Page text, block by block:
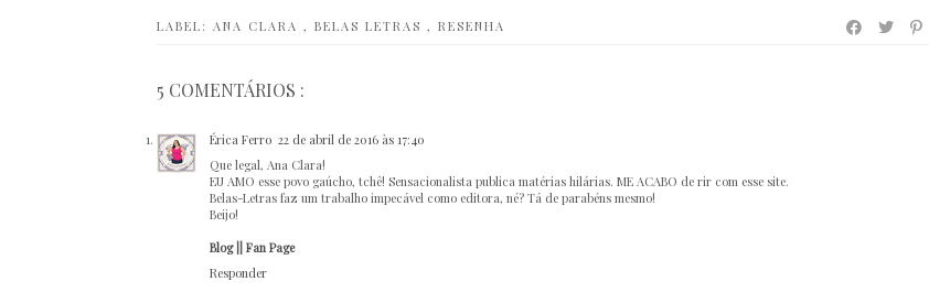
LABEL: ANA CLARA , BELAS LETRAS , RESENHA
5 COMENTÁRIOS :
Érica Ferro 22 de abril de 2016 às 17:40
Que legal, Ana Clara!
EU AMO esse povo gaúcho, tchê! Sensacionalista publica matérias hilárias. ME ACABO de rir com esse site.
Belas-Letras faz um trabalho impecável como editora, né? Tá de parabéns mesmo!
Beijo!
Blog
Fan Page
Responder